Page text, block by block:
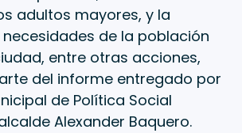
adultos mayores, y la
de la población
entre otras acciones,
del informe entregado por
de Política Social
Alexander Baquero.